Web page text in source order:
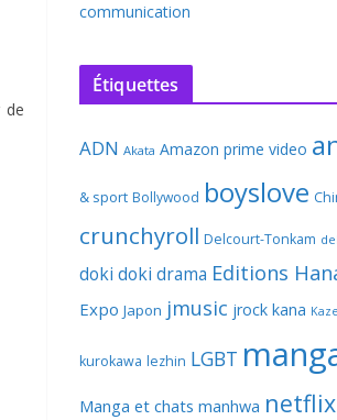
de
communication
Étiquettes
ADN Akata Amazon prime video
& sport Bollywood boyslove
crunchyroll Delcourt-Tonkam
doki doki drama Editions
Expo Japon jmusic jrock kana Kaze
kurokawa lezhin LGBT
Manga et chats manhwa netflix